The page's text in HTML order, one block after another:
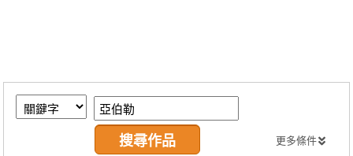
繪圖藝廊
交流中心
攤位轉讓區 更多條件